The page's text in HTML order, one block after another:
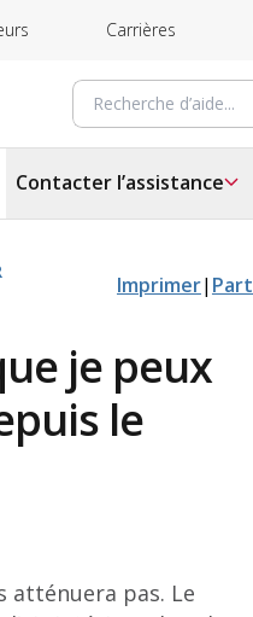
Carrières
Recherche d’aide
Contacter l’assistance
Imprimer|
je peux
le
atténuera pas. Le